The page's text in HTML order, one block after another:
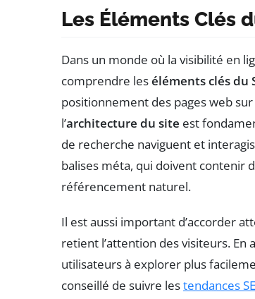
Les Éléments Clés
Dans un monde où la visibilité en
comprendre leséléments clés du
positionnement des pages web
l’architecture du site est
de recherche naviguent et
balises méta, qui doivent contenir
référencement naturel.
Il est aussi important d’accorder
retient l’attention des visiteurs. En
utilisateurs à explorer plus
conseillé de suivre lestendances